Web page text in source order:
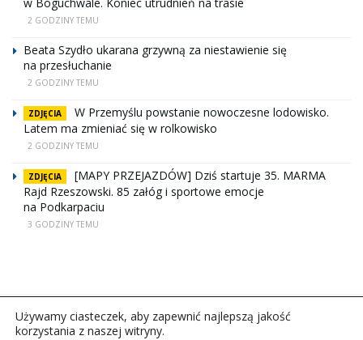
2 GODZINY TEMU
Beata Szydło ukarana grzywną za niestawienie się
na przesłuchanie
2 GODZINY TEMU
ZDJĘCIA
W Przemyślu powstanie nowoczesne lodowisko.
Latem ma zmieniać się w rolkowisko
2 GODZINY TEMU
ZDJĘCIA
[MAPY PRZEJAZDÓW] Dziś startuje 35. MARMA
Rajd Rzeszowski. 85 załóg i sportowe emocje
na Podkarpaciu
3 GODZINY TEMU
Używamy ciasteczek, aby zapewnić najlepszą jakość
korzystania z naszej witryny.